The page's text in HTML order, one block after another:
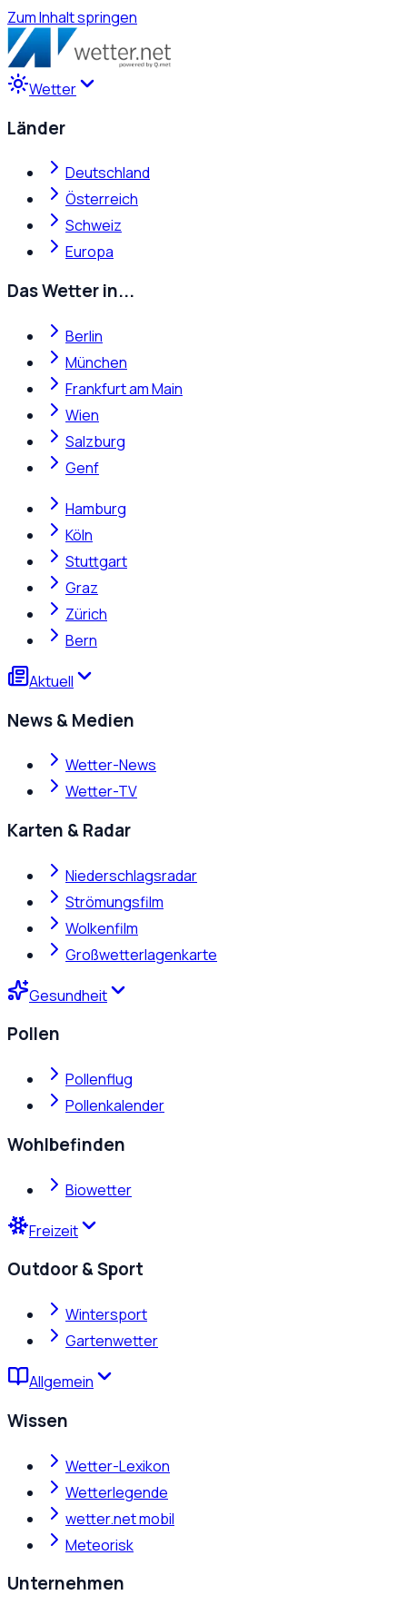
Zum Inhalt springen
Wetter
Länder
Deutschland
Österreich
Schweiz
Europa
Das Wetter in...
Berlin
München
Frankfurt am Main
Wien
Salzburg
Genf
Hamburg
Köln
Stuttgart
Graz
Zürich
Bern
Aktuell
News & Medien
Wetter-News
Wetter-TV
Karten & Radar
Niederschlagsradar
Strömungsfilm
Wolkenfilm
Großwetterlagenkarte
Gesundheit
Pollen
Pollenflug
Pollenkalender
Wohlbefinden
Biowetter
Freizeit
Outdoor & Sport
Wintersport
Gartenwetter
Allgemein
Wissen
Wetter-Lexikon
Wetterlegende
wetter.net mobil
Meteorisk
Unternehmen